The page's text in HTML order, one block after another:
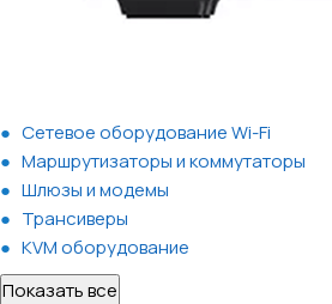
Сетевое оборудование Wi-Fi
Маршрутизаторы и коммутаторы
Шлюзы и модемы
Трансиверы
KVM оборудование
Показать все